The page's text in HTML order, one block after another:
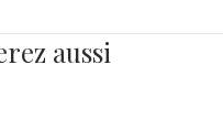
aussi